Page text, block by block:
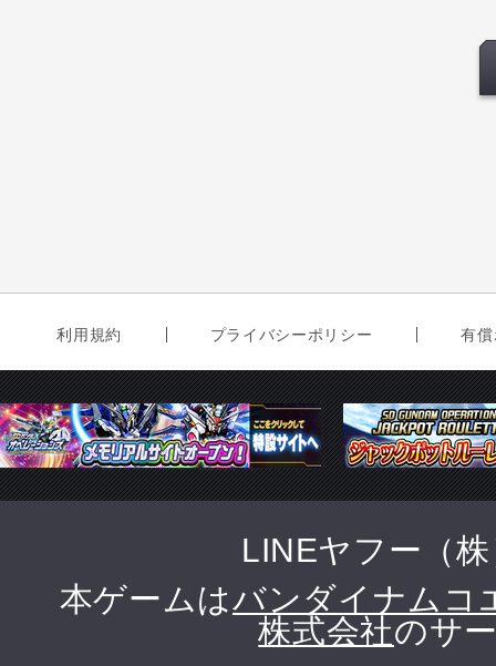
利用規約 プライバシーポリシー 有
LINEヤフー（
本ゲームはバンダイナムコ
株式会社のサ